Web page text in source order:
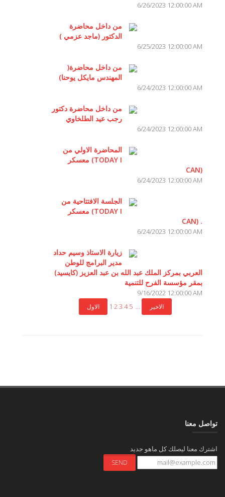
6/26/2023 12:00:00 AM
من داخل محاضرة
الدكتور (ماجد عزمي )
6/25/2023 12:00:00 AM
من داخل محاضرة(
المهندس مايكل يوحنا)
6/24/2023 12:00:00 AM
من داخل محاضرة دكتور
رجب عيد الطلخاوي
6/24/2023 12:00:00 AM
المحاضرة الاولي من
معسكر (TODAY I
CAN)
6/24/2023 12:00:00 AM
الجلسة الافتتاحية من
معسكر (TODAY I
CAN) .
6/24/2023 12:00:00 AM
زيارة الاستاذ وسيم حداد
مدير البرامج للوطن
العربي بمركز الملك عبد الله بن عبد العزيز (كايسيد)
بمقر مؤسسة الفرح للتنمية
9/16/2022 12:00:00 AM
1 23 4 5 ...
تواصل معنا
اشترك معنا ليصلك كل ماهو جديد